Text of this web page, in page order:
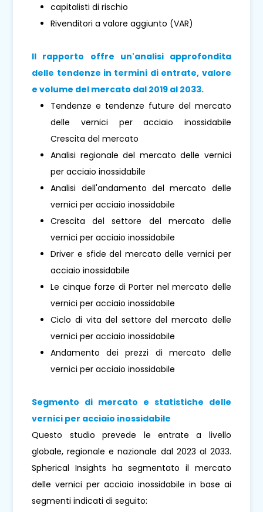
capitalisti di rischio
Rivenditori a valore aggiunto (VAR)
Il rapporto offre un'analisi approfondita
delle tendenze in termini di entrate, valore
e volume del mercato dal 2019 al 2033.
Tendenze e tendenze future del mercato
delle vernici per acciaio inossidabile
Crescita del mercato
Analisi regionale del mercato delle vernici
per acciaio inossidabile
Analisi dell'andamento del mercato delle
vernici per acciaio inossidabile
Crescita del settore del mercato delle
vernici per acciaio inossidabile
Driver e sfide del mercato delle vernici per
acciaio inossidabile
Le cinque forze di Porter nel mercato delle
vernici per acciaio inossidabile
Ciclo di vita del settore del mercato delle
vernici per acciaio inossidabile
Andamento dei prezzi di mercato delle
vernici per acciaio inossidabile
Segmento di mercato e statistiche delle
vernici per acciaio inossidabile
Questo studio prevede le entrate a livello
globale, regionale e nazionale dal 2023 al 2033.
Spherical Insights ha segmentato il mercato
delle vernici per acciaio inossidabile in base ai
segmenti indicati di seguito: